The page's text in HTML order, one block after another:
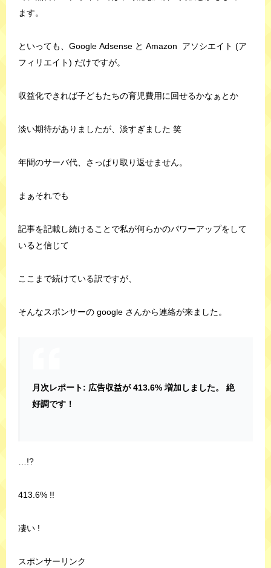
ます。
といっても、Google Adsense と Amazon アソシエイト (ア
フィリエイト) だけですが。
収益化できれば子どもたちの育児費用に回せるかなぁとか
淡い期待がありましたが、淡すぎました 笑
年間のサーバ代、さっぱり取り返せません。
まぁそれでも
記事を記載し続けることで私が何らかのパワーアップをして
いると信じて
ここまで続けている訳ですが、
そんなスポンサーの google さんから連絡が来ました。
月次レポート: 広告収益が 413.6% 増加しました。 絶
好調です！
…!?
413.6% !!
凄い !
スポンサーリンク